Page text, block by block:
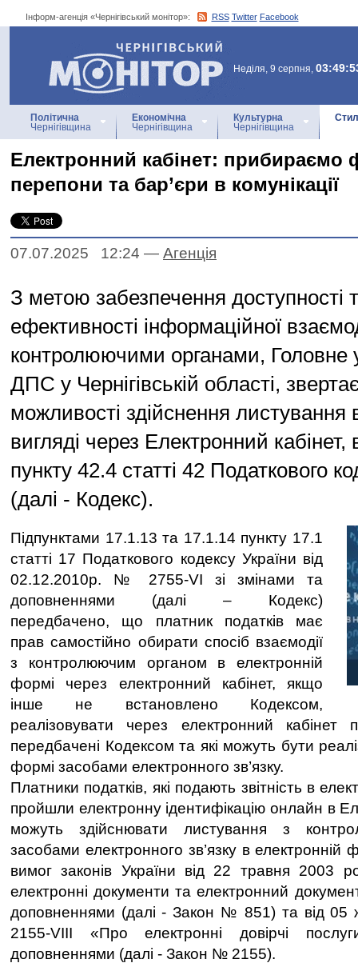
Інформ-агенція «Чернігівський монітор»: RSS Twitter Facebook
Інформ-агенція
«Чернігівський монітор»
Неділя, 9 серпня,
Політична
Чернігівщина
Економічна
Чернігівщина
Культурна
Чернігівщина
Електронний кабінет: прибираємо
перепони та бар’єри в комунікації
07.07.2025 12:24 — Агенцiя
З метою забезпечення доступності
ефективності інформаційної
контролюючими органами, Головне
ДПС у Чернігівській області,
можливості здійснення листування
вигляді через Електронний кабінет,
пункту 42.4 статті 42 Податкового
(далі - Кодекс).
Підпунктами 17.1.13 та 17.1.14 пункту 17.1
статті 17 Податкового кодексу України від
02.12.2010р. № 2755-VI зі змінами та
доповненнями (далі – Кодекс)
передбачено, що платник податків має
прав самостійно обирати спосіб взаємодії
з контролюючим органом в електронній
формі через електронний кабінет, якщо
інше не встановлено Кодексом,
реалізовувати через електронний кабінет
передбачені Кодексом та які можуть бути
формі засобами електронного зв’язку.
Платники податків, які подають звітність в
пройшли електронну ідентифікацію онлайн в
можуть здійснювати листування з
засобами електронного зв’язку в
вимог законів України від 22 травня
електронні документи та електронний
доповненнями (далі - Закон № 851) та від
2155-VІІІ «Про електронні довірчі
доповненнями (далі - Закон № 2155).